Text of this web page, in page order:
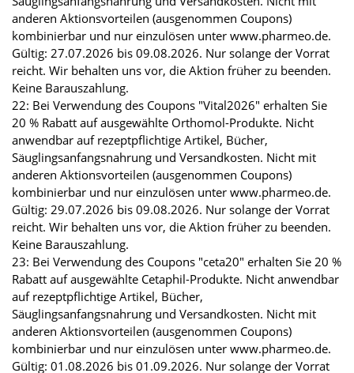
anderen Aktionsvorteilen (ausgenommen Coupons)
kombinierbar und nur einzulösen unter www.pharmeo.de.
Gültig: 27.07.2026 bis 09.08.2026. Nur solange der Vorrat
reicht. Wir behalten uns vor, die Aktion früher zu beenden.
Keine Barauszahlung.
22: Bei Verwendung des Coupons "Vital2026" erhalten Sie
20 % Rabatt auf ausgewählte Orthomol-Produkte. Nicht
anwendbar auf rezeptpflichtige Artikel, Bücher,
Säuglingsanfangsnahrung und Versandkosten. Nicht mit
anderen Aktionsvorteilen (ausgenommen Coupons)
kombinierbar und nur einzulösen unter www.pharmeo.de.
Gültig: 29.07.2026 bis 09.08.2026. Nur solange der Vorrat
reicht. Wir behalten uns vor, die Aktion früher zu beenden.
Keine Barauszahlung.
23: Bei Verwendung des Coupons "ceta20" erhalten Sie 20 %
Rabatt auf ausgewählte Cetaphil-Produkte. Nicht anwendbar
auf rezeptpflichtige Artikel, Bücher,
Säuglingsanfangsnahrung und Versandkosten. Nicht mit
anderen Aktionsvorteilen (ausgenommen Coupons)
kombinierbar und nur einzulösen unter www.pharmeo.de.
Gültig: 01.08.2026 bis 01.09.2026. Nur solange der Vorrat